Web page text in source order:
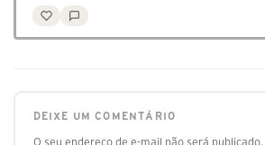
DEIXE UM COMENTÁRIO
O seu endereço de e-mail não será publicado.